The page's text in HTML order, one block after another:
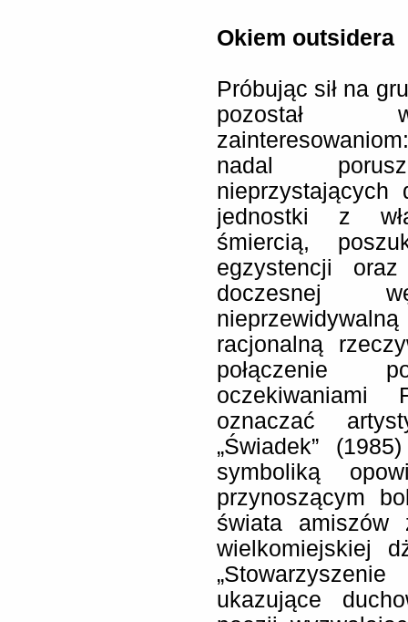
Okiem outsidera
Próbując sił na
pozostał
nadal
nieprzystających
jednostki z
śmiercią,
egzystencji
doczesnej
racjonalną
połączenie
oznaczać
„Świadek”
symboliką
przynoszącym
świata amiszów
wielkomiejskiej
ukazujące